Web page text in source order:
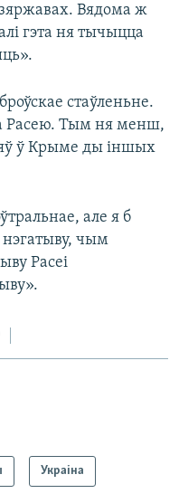
Вядома ж
гэта ня тычыцца
стаўленьне.
Расею. Тым ня менш,
ў Крыме ды іншых
але я б
нэгатыву, чым
Расеі
Украіна